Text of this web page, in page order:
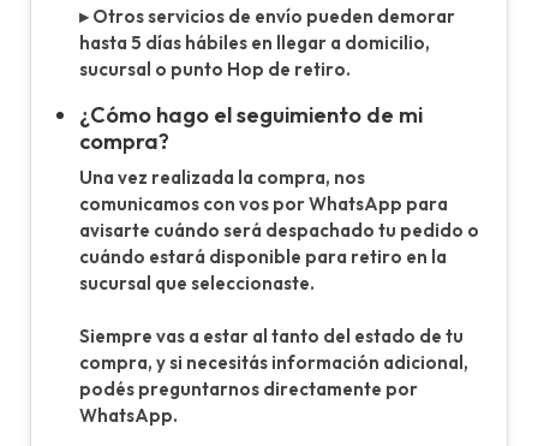
▸ Otros servicios de envío pueden demorar
hasta 5 días hábiles en llegar a domicilio,
sucursal o punto Hop de retiro.
¿Cómo hago el seguimiento de mi
compra?
Una vez realizada la compra, nos
comunicamos con vos por WhatsApp para
avisarte cuándo será despachado tu pedido o
cuándo estará disponible para retiro en la
sucursal que seleccionaste.
Siempre vas a estar al tanto del estado de tu
compra, y si necesitás información adicional,
podés preguntarnos directamente por
WhatsApp.